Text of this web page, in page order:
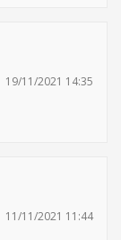
19/11/2021 14:35
11/11/2021 11:44